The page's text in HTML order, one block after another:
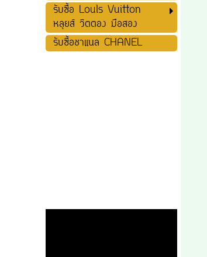
รับซื้อ Louls Vuitton
หลุยส์ วิตตอง มือสอง
รับซื้อชาแนล CHANEL